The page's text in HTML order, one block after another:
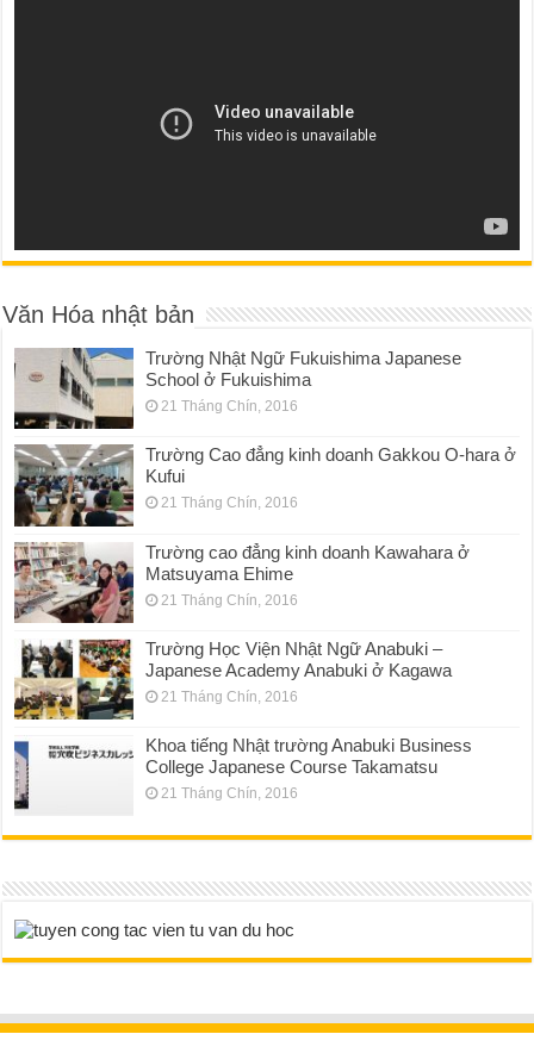
Văn Hóa nhật bản
Trường Nhật Ngữ Fukuishima Japanese
School ở Fukuishima
21 Tháng Chín, 2016
Trường Cao đẳng kinh doanh Gakkou O-hara ở
Kufui
21 Tháng Chín, 2016
Trường cao đẳng kinh doanh Kawahara ở
Matsuyama Ehime
21 Tháng Chín, 2016
Trường Học Viện Nhật Ngữ Anabuki –
Japanese Academy Anabuki ở Kagawa
21 Tháng Chín, 2016
Khoa tiếng Nhật trường Anabuki Business
College Japanese Course Takamatsu
21 Tháng Chín, 2016